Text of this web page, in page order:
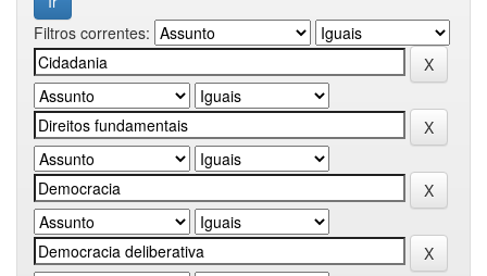
Filtros correntes: